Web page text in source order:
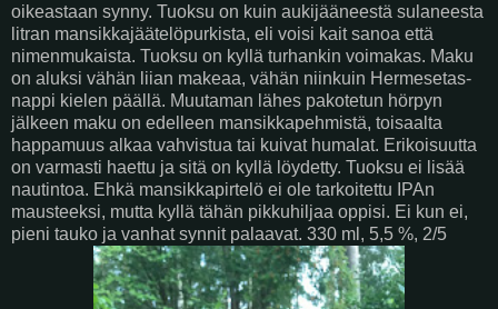
oikeastaan synny. Tuoksu on kuin aukijääneestä sulaneesta
litran mansikkajäätelöpurkista, eli voisi kait sanoa että
nimenmukaista. Tuoksu on kyllä turhankin voimakas. Maku
on aluksi vähän liian makeaa, vähän niinkuin Hermesetas-
nappi kielen päällä. Muutaman lähes pakotetun hörpyn
jälkeen maku on edelleen mansikkapehmistä, toisaalta
happamuus alkaa vahvistua tai kuivat humalat. Erikoisuutta
on varmasti haettu ja sitä on kyllä löydetty. Tuoksu ei lisää
nautintoa. Ehkä mansikkapirtelö ei ole tarkoitettu IPAn
mausteeksi, mutta kyllä tähän pikkuhiljaa oppisi. Ei kun ei,
pieni tauko ja vanhat synnit palaavat. 330 ml, 5,5 %, 2/5